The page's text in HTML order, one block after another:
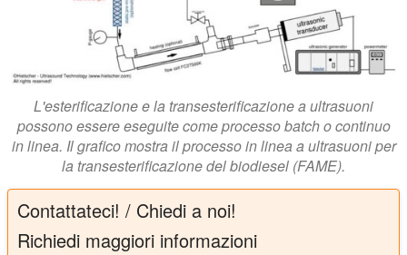
L'esterificazione e la transesterificazione a ultrasuoni
possono essere eseguite come processo batch o continuo
in linea. Il grafico mostra il processo in linea a ultrasuoni per
la transesterificazione del biodiesel (FAME).
Contattateci! / Chiedi a noi!
Richiedi maggiori informazioni